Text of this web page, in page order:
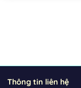
Thông tin liên hệ